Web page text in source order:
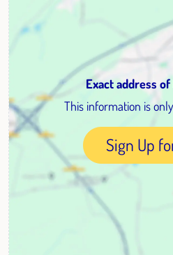
Exact address
This information is
Sign Up